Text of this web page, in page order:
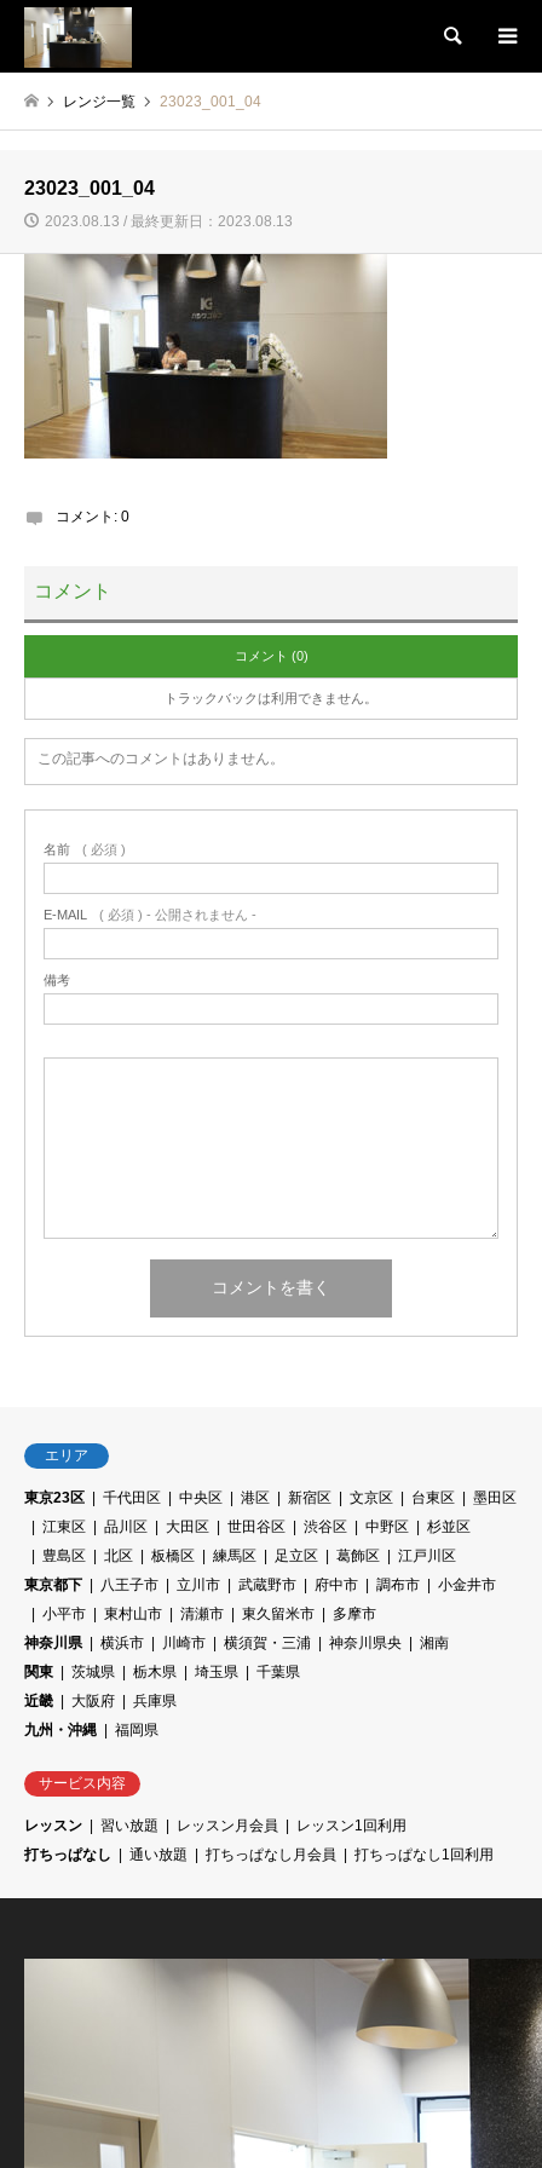
検索
レンジ一覧 23023_001_04
23023_001_04
2023.08.13 / 最終更新日：2023.08.13
コメント: 0
コメント
コメント (0)
トラックバックは利用できません。
この記事へのコメントはありません。
名前 ( 必須 )
E-MAIL ( 必須 ) - 公開されません -
備考
エリア
東京23区 千代田区 中央区 港区 新宿区 文京区 台東区
墨田区
江東区
品川区 大田区 世田谷区 渋谷区 中野区
杉並区
豊島区
北区 板橋区 練馬区 足立区 葛飾区
江戸川区
東京都下
八王子市 立川市 武蔵野市 府中市 調布市
小金井市
小平市
東村山市 清瀬市 東久留米市
多摩市
神奈川県
横浜市 川崎市 横須賀・三浦 神奈川県央
湘南
関東
茨城県 栃木県 埼玉県
千葉県
近畿
大阪府
兵庫県
九州・沖縄
福岡県
サービス内容
レッスン 習い放題 レッスン月会員
レッスン1回利用
打ちっぱなし
通い放題 打ちっぱなし月会員 打ちっぱなし1回利用